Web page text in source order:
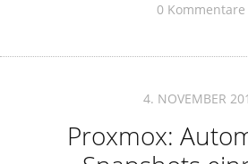
0 Kommentare
4. NOVEMBER
Proxmox: